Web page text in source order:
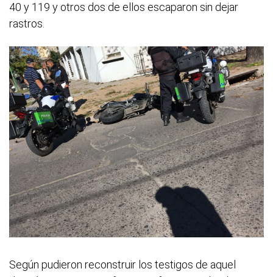
40 y 119 y otros dos de ellos escaparon sin dejar
rastros.
Según pudieron reconstruir los testigos de aquel